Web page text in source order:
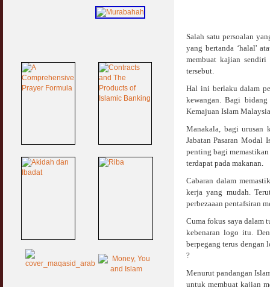
Salah satu persoalan
yang bertanda ‘halal'
membuat kajian sendiri
tersebut.
Hal ini berlaku dalam
kewangan. Bagi
Kemajuan Islam
Manakala, bagi urusan
Jabatan Pasaran Modal
penting bagi
terdapat pada makanan.
Cabaran dalam
kerja yang mudah.
perbezaaan pentafsiran
Cuma fokus saya dalam
kebenaran logo itu.
berpegang terus dengan
?
Menurut pandangan
untuk membuat kajian